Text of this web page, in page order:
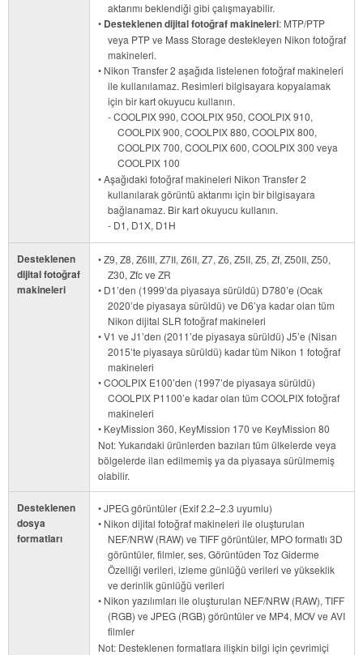
aktarımı beklendiği gibi çalışmayabilir.
• Desteklenen dijital fotoğraf makineleri: MTP/PTP
veya PTP ve Mass Storage destekleyen Nikon fotoğraf
makineleri.
• Nikon Transfer 2 aşağıda listelenen fotoğraf makineleri
ile kullanılamaz. Resimleri bilgisayara kopyalamak
için bir kart okuyucu kullanın.
- COOLPIX 990, COOLPIX 950, COOLPIX 910,
COOLPIX 900, COOLPIX 880, COOLPIX 800,
COOLPIX 700, COOLPIX 600, COOLPIX 300 veya
COOLPIX 100
• Aşağıdaki fotoğraf makineleri Nikon Transfer 2
kullanılarak görüntü aktarımı için bir bilgisayara
bağlanamaz. Bir kart okuyucu kullanın.
- D1, D1X, D1H
Desteklenen
dijital fotoğraf
makineleri
• Z9, Z8, Z6III, Z7II, Z6II, Z7, Z6, Z5II, Z5, Zf, Z50II, Z50,
Z30, Zfc ve ZR
• D1’den (1999’da piyasaya sürüldü) D780’e (Ocak
2020’de piyasaya sürüldü) ve D6’ya kadar olan tüm
Nikon dijital SLR fotoğraf makineleri
• V1 ve J1’den (2011’de piyasaya sürüldü) J5’e (Nisan
2015’te piyasaya sürüldü) kadar tüm Nikon 1 fotoğraf
makineleri
• COOLPIX E100’den (1997’de piyasaya sürüldü)
COOLPIX P1100’e kadar olan tüm COOLPIX fotoğraf
makineleri
• KeyMission 360, KeyMission 170 ve KeyMission 80
Not: Yukarıdaki ürünlerden bazıları tüm ülkelerde veya
bölgelerde ilan edilmemiş ya da piyasaya sürülmemiş
olabilir.
Desteklenen
dosya
formatları
• JPEG görüntüler (Exif 2.2–2.3 uyumlu)
• Nikon dijital fotoğraf makineleri ile oluşturulan
NEF/NRW (RAW) ve TIFF görüntüler, MPO formatlı 3D
görüntüler, filmler, ses, Görüntüden Toz Giderme
Özelliği verileri, izleme günlüğü verileri ve yükseklik
ve derinlik günlüğü verileri
• Nikon yazılımları ile oluşturulan NEF/NRW (RAW), TIFF
(RGB) ve JPEG (RGB) görüntüler ve MP4, MOV ve AVI
filmler
Not: Desteklenen formatlara ilişkin bilgi için çevrimiçi